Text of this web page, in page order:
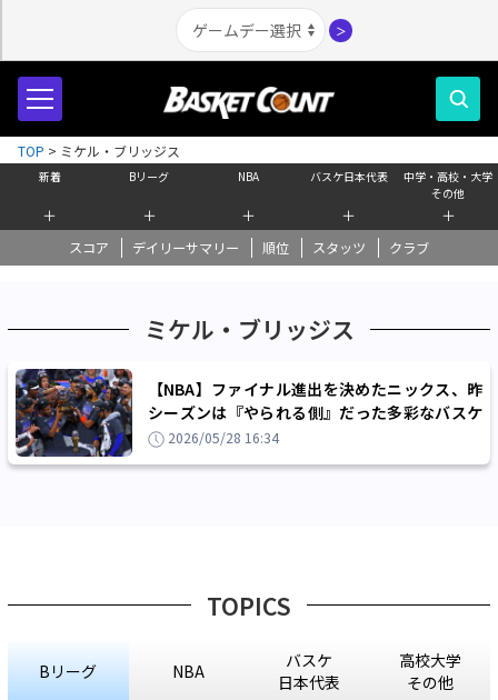
＞
新着
＋
Bリーグ
＋
NBA
＋
バスケ日本代表
＋
中学・高校・大学
その他
＋
スコア デイリーサマリー 順位 スタッツ クラブ
TOP > ミケル・ブリッジス
ミケル・ブリッジス
【NBA】ファイナル進出を決めたニックス、昨
シーズンは『やられる側』だった多彩なバスケ
を会得するまで
2026/05/28 16:34
TOPICS
Bリーグ NBA
バスケ
日本代表
高校大学
その他